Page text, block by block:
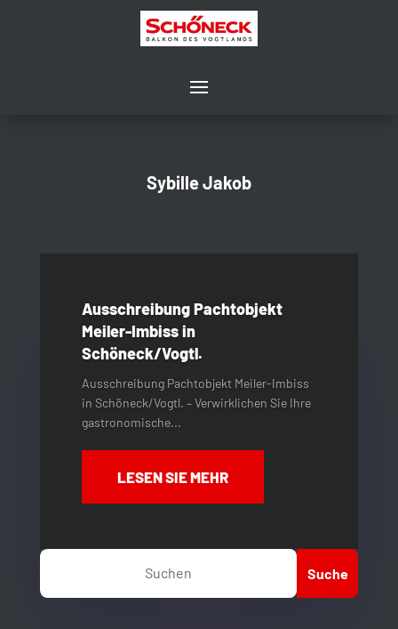
Sybille Jakob
Ausschreibung Pachtobjekt
Meiler-Imbiss in
Schöneck/Vogtl.
Ausschreibung Pachtobjekt Meiler-Imbiss
in Schöneck/Vogtl. – Verwirklichen Sie Ihre
gastronomische...
LESEN SIE MEHR